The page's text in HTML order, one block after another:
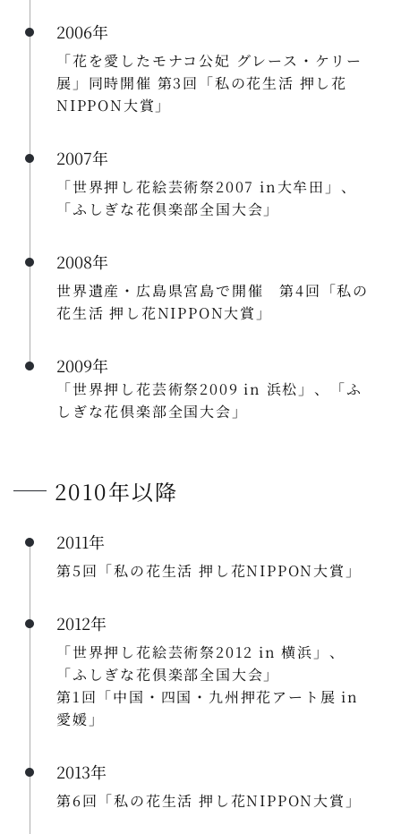
2006年
「花を愛したモナコ公妃 グレース・ケリー
展」同時開催 第3回「私の花生活 押し花
NIPPON大賞」
2007年
「世界押し花絵芸術祭2007 in大牟田」、
「ふしぎな花倶楽部全国大会」
2008年
世界遺産・広島県宮島で開催 第4回「私の
花生活 押し花NIPPON大賞」
2009年
「世界押し花芸術祭2009 in 浜松」、「ふ
しぎな花倶楽部全国大会」
2010年以降
2011年
第5回「私の花生活 押し花NIPPON大賞」
2012年
「世界押し花絵芸術祭2012 in 横浜」、
「ふしぎな花倶楽部全国大会」
第1回「中国・四国・九州押花アート展 in
愛媛」
2013年
第6回「私の花生活 押し花NIPPON大賞」